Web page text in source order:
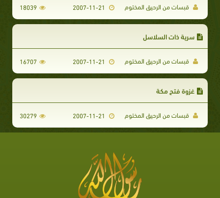
قبسات من الرحيق المختوم 18039
سرية ذات السلاسل
قبسات من الرحيق المختوم 16707
غزوة فتح مكة
قبسات من الرحيق المختوم 30279